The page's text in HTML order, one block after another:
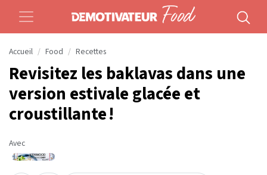
Accueil Food Recettes
Revisitez les baklavas dans une
version estivale glacée et
croustillante !
Avec